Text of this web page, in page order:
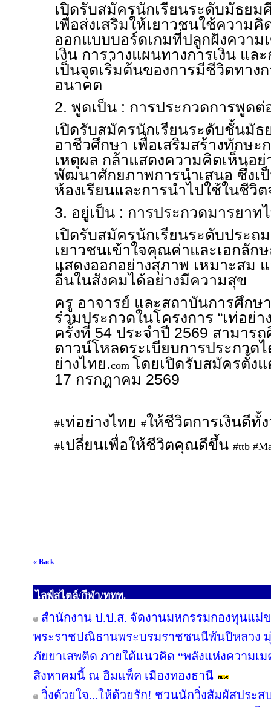
เปิดรับสมัครนักเรียนระดับมัธย
เพื่อส่งเสริมให้เยาวชนใช้ความคิ
ออกแบบบอร์ดเกมที่ปลูกฝังความ
เงิน การวางแผนทางการเงิน แล
เป็นจุดเริ่มต้นของการมีชีวิตทาง
อนาคต
2. พูดเป็น : การประกวดการพูด
เปิดรับสมัครนักเรียนระดับชั้นมัธ
อาชีวศึกษา เพื่อเสริมสร้างทักษะ
เหตุผล กล้าแสดงความคิดเห็นอย่
พัฒนาศักยภาพการนำเสนอ ซึ่งเ
ห้องเรียนและการนำไปใช้ในชีวิต
3. อยู่เป็น : การประกวดมารยาท
เปิดรับสมัครนักเรียนระดับประถ
เยาวชนเข้าใจคุณค่าและเอกลัก
แสดงออกอย่างสุภาพ เหมาะสม
อื่นในสังคมได้อย่างมีความสุข
ครู อาจารย์ และสถาบันการศึกษ
ร่วมประกวดในโครงการ “เท่อย่
ครั้งที่ 54 ประจำปี 2569 สามาร
ดาวน์โหลดระเบียบการประกวด
ย่างไทย.com โดยเปิดรับสมัครตั้ง
17 กรกฎาคม 2569
#เท่อย่างไทย #ให้ชีวิตการเงินดีทั้
#เปลี่ยนเพื่อให้ชีวิตคุณดีขึ้น #ttb
« Back
ไลฟ์สไตล์/กีฬา/ททท.
สำนักงาน ป.ป.ส. จัดงานมหกรรมกองทุนแม่
พระราชปณิธานพระบรมราชชนนีพันปีหลวง
ภัยยาเสพติด ภายใต้แนวคิด “พลังแห่งความเ
สิงหาคมนี้ ณ อิมแพ็ค เมืองทองธานี
วิ่งด้วยใจ...ให้ด้วยรัก! ชวนนักวิ่งสัมผัสประ